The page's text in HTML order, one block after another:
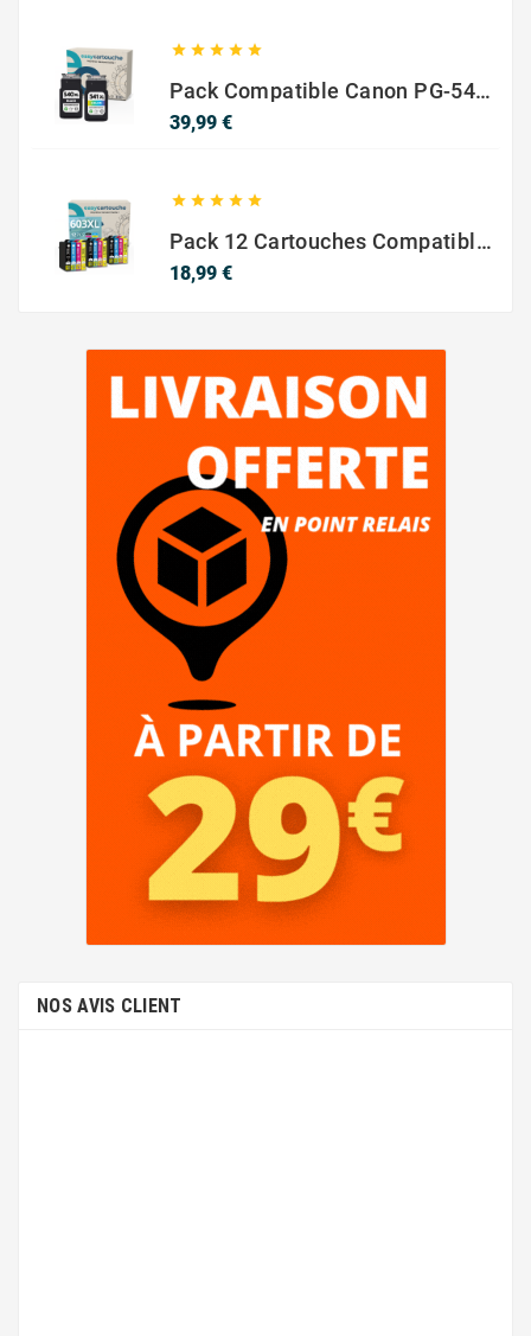
    
Pack Compatible Canon PG-540 XL / CL-541 XL – Noir & Couleur – Haute Capacité
39,99 €Prix
    
Pack 12 Cartouches Compatible EPSON 603XL
18,99 €Prix
NOS AVIS CLIENT